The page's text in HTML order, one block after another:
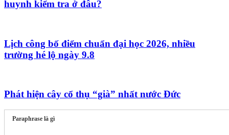
huynh kiểm tra ở đâu?
Lịch công bố điểm chuẩn đại học 2026, nhiều
trường hé lộ ngày 9.8
Phát hiện cây cổ thụ “già” nhất nước Đức
Paraphrase là gì